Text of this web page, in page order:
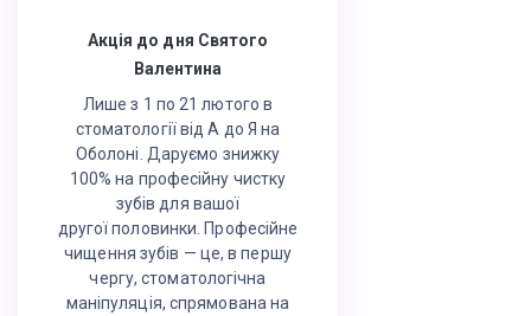
Акція до дня Святого
Валентина
Лише з 1 по 21 лютого в
стоматології від А до Я на
Оболоні. Даруємо знижку
100% на професійну чистку
зубів для вашої
другої половинки. Професійне
чищення зубів — це, в першу
чергу, стоматологічна
маніпуляція, спрямована на